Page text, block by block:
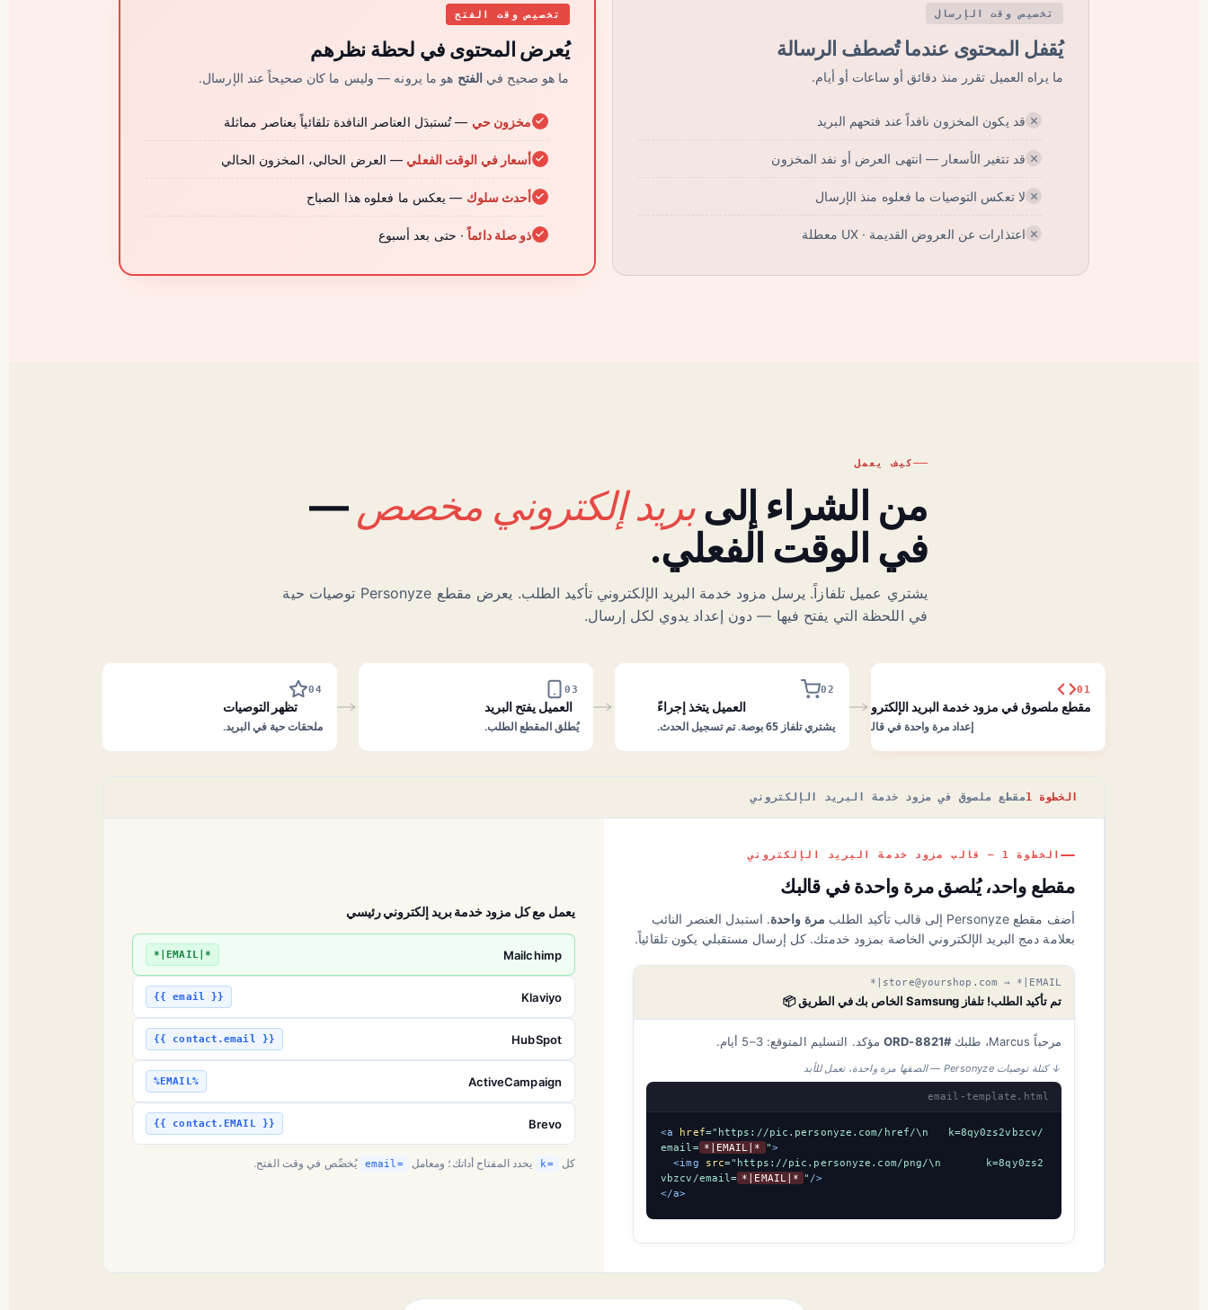
تخصيص وقت الإرسال
يُقفل المحتوى عندما تُصطف الرسالة
ما يراه العميل تقرر منذ دقائق أو ساعات أو أيام.
قد يكون المخزون نافداً عند فتحهم البريد
قد تتغير الأسعار — انتهى العرض أو نفد المخزون
لا تعكس التوصيات ما فعلوه منذ الإرسال
اعتذارات عن العروض القديمة · UX معطلة
تخصيص وقت الفتح
يُعرض المحتوى في لحظة نظرهم
ما هو صحيح في الفتح هو ما يرونه — وليس ما كان صحيحاً عند الإرسال.
مخزون حي — تُستبدَل العناصر النافدة تلقائياً بعناصر مماثلة
أسعار في الوقت الفعلي — العرض الحالي، المخزون الحالي
أحدث سلوك — يعكس ما فعلوه هذا الصباح
ذو صلة دائماً· حتى بعد أسبوع
كيف يعمل
من الشراء إلىبريد إلكتروني مخصص —
في الوقت الفعلي.
يشتري عميل تلفازاً. يرسل مزود خدمة البريد الإلكتروني تأكيد الطلب. يعرض مقطع Personyze توصيات حية
في اللحظة التي يفتح فيها — دون إعداد يدوي لكل إرسال.
01
مقطع ملصوق في مزود خدمة البريد الإلكتروني
إعداد مرة واحدة في قالبك.
02
العميل يتخذ إجراءً
يشتري تلفاز 65 بوصة. تم تسجيل الحدث.
03
العميل يفتح البريد
يُطلق المقطع الطلب.
04
تظهر التوصيات
ملحقات حية في البريد.
الخطوة 1 مقطع ملصوق في مزود خدمة البريد الإلكتروني
الخطوة 1 — قالب مزود خدمة البريد الإلكتروني
مقطع واحد، يُلصق مرة واحدة في قالبك
أضف مقطع Personyze إلى قالب تأكيد الطلب مرة واحدة. استبدل العنصر النائب
بعلامة دمج البريد الإلكتروني الخاصة بمزود خدمتك. كل إرسال مستقبلي يكون تلقائياً.
store@yourshop.com → *|EMAIL|*
تم تأكيد الطلب! تلفاز Samsung الخاص بك في الطريق 📦
مرحباً Marcus، طلبك #ORD-8821 مؤكد. التسليم المتوقع: 3–5 أيام.
↓ كتلة توصيات Personyze — الصقها مرة واحدة، تعمل للأبد
email-template.html
<a href="https://pic.personyze.com/href/\n   k=8qy0zs2vbzcv/
email= *|EMAIL|* ">
<img
src="https://pic.personyze.com/png/\n       k=8qy0zs2
vbzcv/email= *|EMAIL|* " />
</a>
يعمل مع كل مزود خدمة بريد إلكتروني رئيسي
Mailchimp
*|EMAIL|*
Klaviyo
{{ email }}
HubSpot
{{ contact.email }}
ActiveCampaign
%EMAIL%
Brevo
{{ contact.EMAIL }}
كل k= يحدد المفتاح أداتك؛ ومعامل email= يُخصِّص في وقت الفتح.